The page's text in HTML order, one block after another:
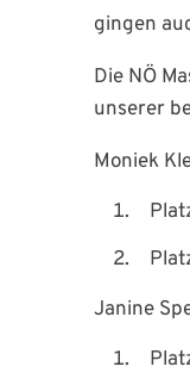
gingen
Die NÖ
unserer
Moniek
Janine